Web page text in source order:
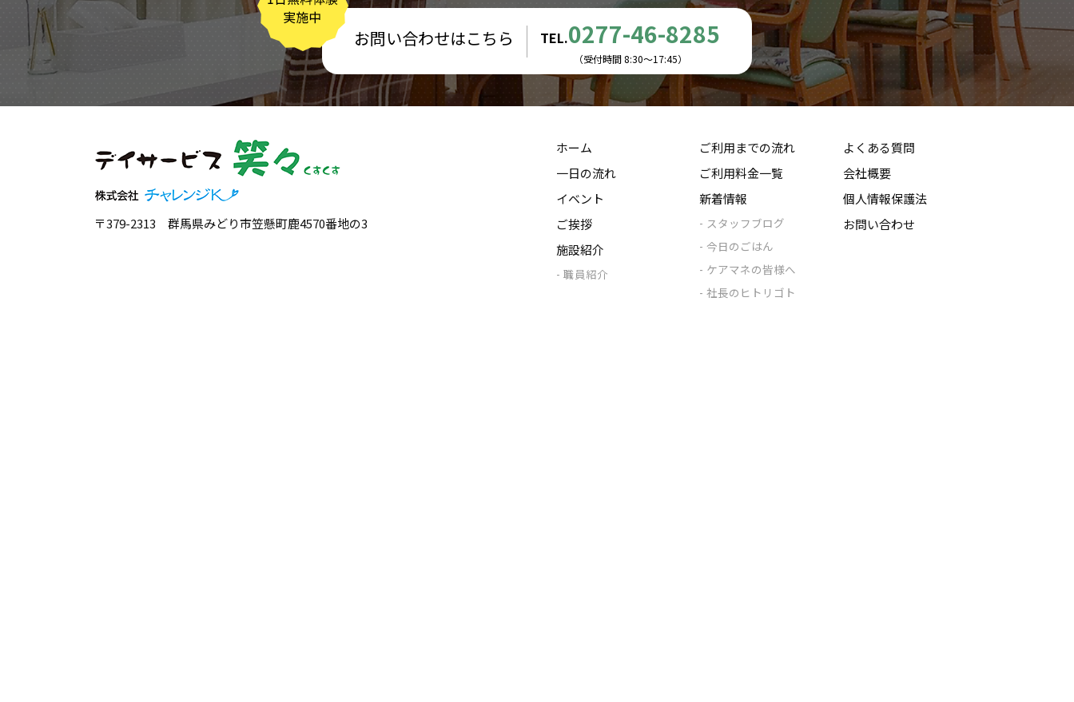
お問い合わせはこちら TEL.0277-46-8285
（受付時間 8:30〜17:45）
〒379-2313 群馬県みどり市笠懸町鹿4570番地の3
ホーム
一日の流れ
イベント
ご挨拶
施設紹介
職員紹介
ご利用までの流れ
ご利用料金一覧
新着情報
スタッフブログ
今日のごはん
ケアマネの皆様へ
社長のヒトリゴト
よくある質問
会社概要
個人情報保護法
お問い合わせ